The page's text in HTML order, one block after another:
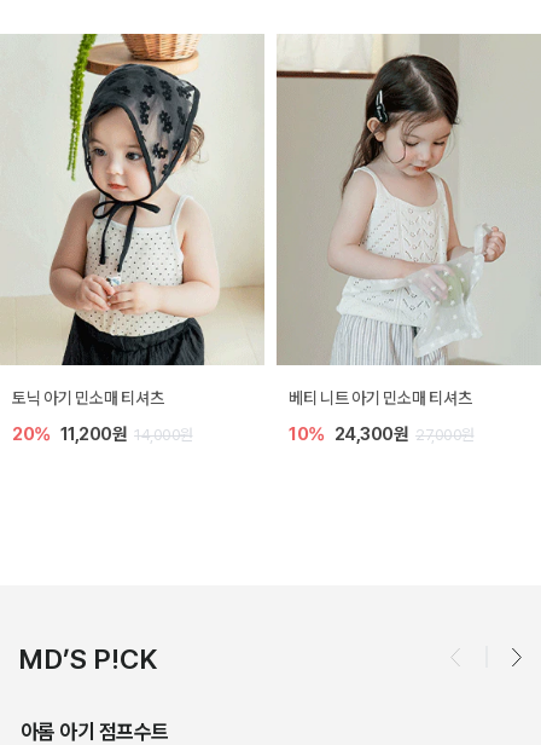
렌디 아기 라운지웨어
30% 14,700원 21,000원
[SIZE ~6Y] 오뎃 라운지웨어
30% 16,100원 23,000원
MD’S P!CK
아롬 아기 점프수트